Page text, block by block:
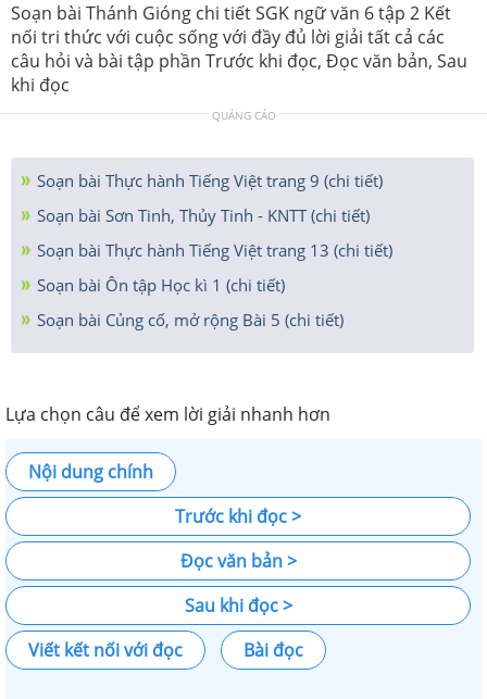
Soạn bài Thánh Gióng chi tiết SGK ngữ văn 6 tập 2 Kết
nối tri thức với cuộc sống với đầy đủ lời giải tất cả các
câu hỏi và bài tập phần Trước khi đọc, Đọc văn bản, Sau
khi đọc
QUẢNG CÁO
Soạn bài Thực hành Tiếng Việt trang 9 (chi tiết)
Soạn bài Sơn Tinh, Thủy Tinh - KNTT (chi tiết)
Soạn bài Thực hành Tiếng Việt trang 13 (chi tiết)
Soạn bài Ôn tập Học kì 1 (chi tiết)
Soạn bài Củng cố, mở rộng Bài 5 (chi tiết)
Lựa chọn câu để xem lời giải nhanh hơn
Nội dung chính
Trước khi đọc >
Đọc văn bản >
Sau khi đọc >
Viết kết nối với đọc
Bài đọc